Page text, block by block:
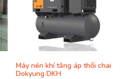
Máy nén khí tăng áp thổi chai
Dokyung DKH